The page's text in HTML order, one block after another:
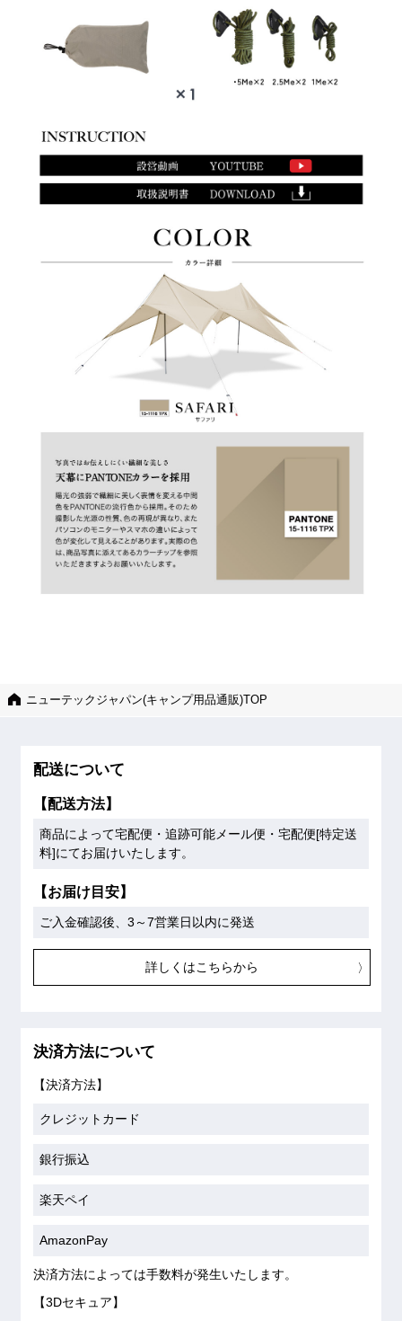
ニューテックジャパン(キャンプ用品通販)TOP
配送について
【配送方法】
商品によって宅配便・追跡可能メール便・宅配便[特定送
料]にてお届けいたします。
【お届け目安】
ご入金確認後、3～7営業日以内に発送
詳しくはこちらから
決済方法について
【決済方法】
クレジットカード
銀行振込
楽天ペイ
AmazonPay
決済方法によっては手数料が発生いたします。
【3Dセキュア】